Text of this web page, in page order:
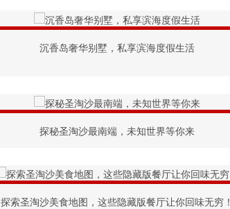
沉香岛奢华别墅，私享滨海度假生活
探秘圣淘沙最南端，未知世界等你来
探索圣淘沙美食地图，这些隐藏版餐厅让你回味无穷！